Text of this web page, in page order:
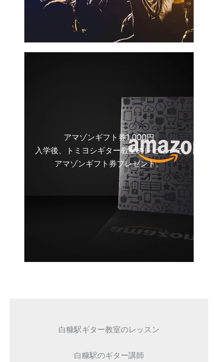
アマゾンギフト券1,000円
入学後、トミヨシギター教室のレビューで
アマゾンギフト券プレゼント。
白糠駅ギター教室のレッスン
白糠駅のギター講師